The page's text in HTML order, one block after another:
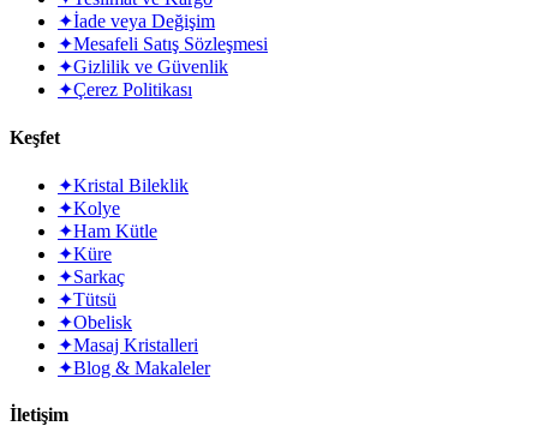
✦İade veya Değişim
✦Mesafeli Satış Sözleşmesi
✦Gizlilik ve Güvenlik
✦Çerez Politikası
Keşfet
✦Kristal Bileklik
✦Kolye
✦Ham Kütle
✦Küre
✦Sarkaç
✦Tütsü
✦Obelisk
✦Masaj Kristalleri
✦Blog & Makaleler
İletişim